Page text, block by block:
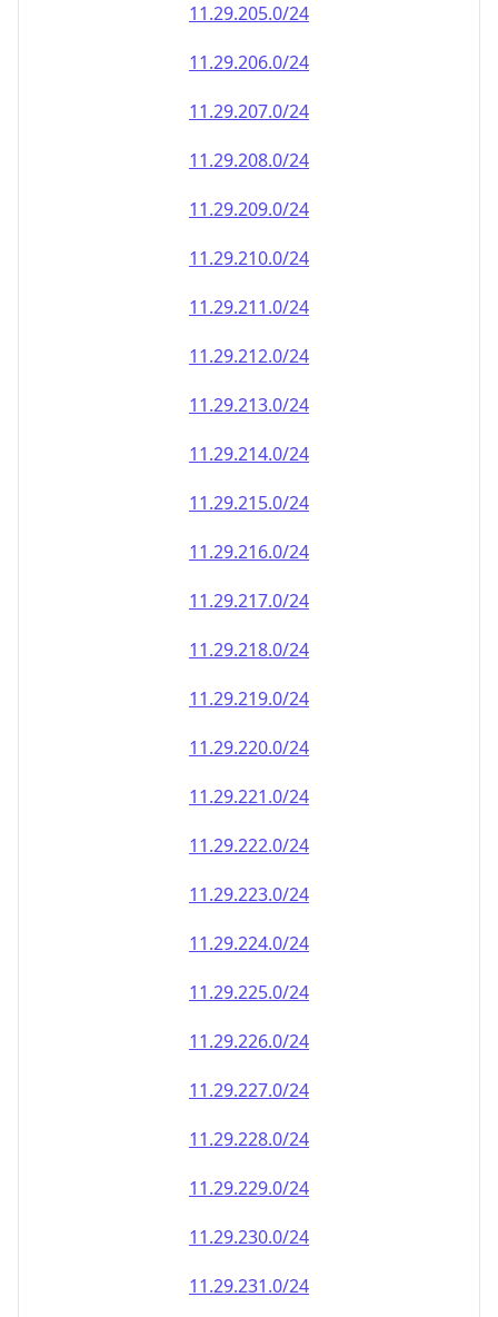
11.29.205.0/24
11.29.206.0/24
11.29.207.0/24
11.29.208.0/24
11.29.209.0/24
11.29.210.0/24
11.29.211.0/24
11.29.212.0/24
11.29.213.0/24
11.29.214.0/24
11.29.215.0/24
11.29.216.0/24
11.29.217.0/24
11.29.218.0/24
11.29.219.0/24
11.29.220.0/24
11.29.221.0/24
11.29.222.0/24
11.29.223.0/24
11.29.224.0/24
11.29.225.0/24
11.29.226.0/24
11.29.227.0/24
11.29.228.0/24
11.29.229.0/24
11.29.230.0/24
11.29.231.0/24